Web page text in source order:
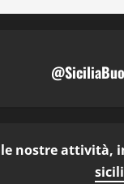
nostre attività,